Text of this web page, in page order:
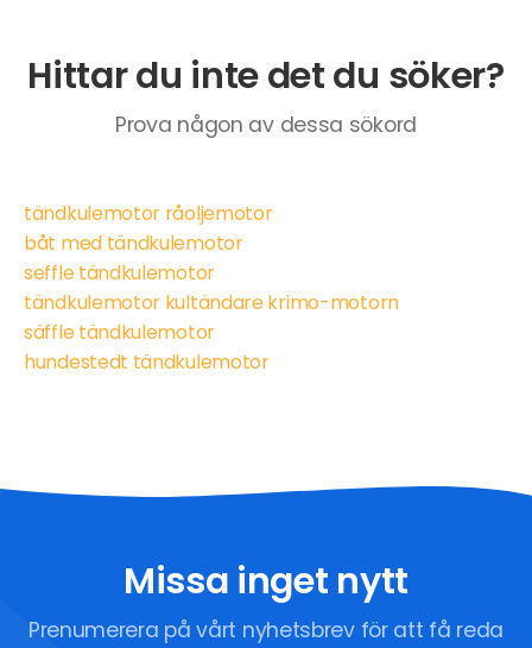
Hittar du inte det du söker?
Prova någon av dessa sökord
tändkulemotor råoljemotor
båt med tändkulemotor
seffle tändkulemotor
tändkulemotor kultändare krimo-motorn
säffle tändkulemotor
hundestedt tändkulemotor
Missa inget nytt
Prenumerera på vårt nyhetsbrev för att få reda